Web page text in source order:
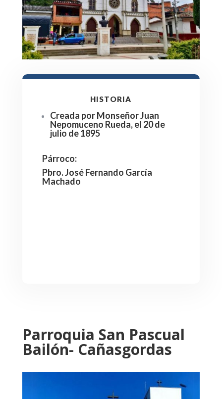
HISTORIA
Creada por Monseñor Juan
Nepomuceno Rueda, el 20 de
julio de 1895
Párroco:
Pbro. José Fernando García
Machado
Parroquia San Pascual
Bailón- Cañasgordas